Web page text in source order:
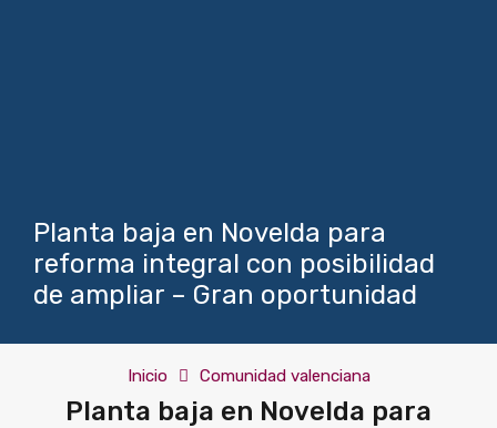
Planta baja en Novelda para
reforma integral con posibilidad
de ampliar – Gran oportunidad
Inicio Comunidad valenciana
Planta baja en Novelda para